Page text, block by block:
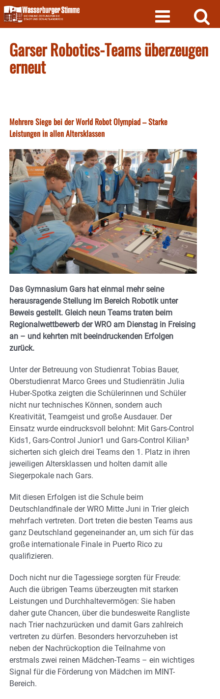
Skip
to
content
Garser Robotics-Teams überzeugen
erneut
Mehrere Siege bei der World Robot Olympiad – Starke
Leistungen in allen Altersklassen
Das Gymnasium Gars hat einmal mehr seine
herausragende Stellung im Bereich Robotik unter
Beweis gestellt. Gleich neun Teams traten beim
Regionalwettbewerb der WRO am Dienstag in Freising
an – und kehrten mit beeindruckenden Erfolgen
zurück.
Unter der Betreuung von Studienrat Tobias Bauer,
Oberstudienrat Marco Grees und Studienrätin Julia
Huber-Spotka zeigten die Schülerinnen und Schüler
nicht nur technisches Können, sondern auch
Kreativität, Teamgeist und große Ausdauer. Der
Einsatz wurde eindrucksvoll belohnt: Mit Gars-Control
Kids1, Gars-Control Junior1 und Gars-Control Kilian³
sicherten sich gleich drei Teams den 1. Platz in ihren
jeweiligen Altersklassen und holten damit alle
Siegerpokale nach Gars.
Mit diesen Erfolgen ist die Schule beim
Deutschlandfinale der WRO Mitte Juni in Trier gleich
mehrfach vertreten. Dort treten die besten Teams aus
ganz Deutschland gegeneinander an, um sich für das
große internationale Finale in Puerto Rico zu
qualifizieren.
Doch nicht nur die Tagessiege sorgten für Freude:
Auch die übrigen Teams überzeugten mit starken
Leistungen und Durchhaltevermögen: Sie haben
daher gute Chancen, über die bundesweite Rangliste
nach Trier nachzurücken und damit Gars zahlreich
vertreten zu dürfen. Besonders hervorzuheben ist
neben der Nachrückoption die Teilnahme von
erstmals zwei reinen Mädchen-Teams – ein wichtiges
Signal für die Förderung von Mädchen im MINT-
Bereich.